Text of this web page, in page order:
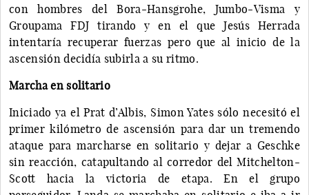
con hombres del Bora-Hansgrohe, Jumbo-Visma y
Groupama FDJ tirando y en el que Jesús Herrada
intentaría recuperar fuerzas pero que al inicio de la
ascensión decidía subirla a su ritmo.
Marcha en solitario
Iniciado ya el Prat d’Albis, Simon Yates sólo necesitó el
primer kilómetro de ascensión para dar un tremendo
ataque para marcharse en solitario y dejar a Geschke
sin reacción, catapultando al corredor del Mitchelton-
Scott hacia la victoria de etapa. En el grupo